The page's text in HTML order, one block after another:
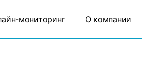
мониторинг О компании